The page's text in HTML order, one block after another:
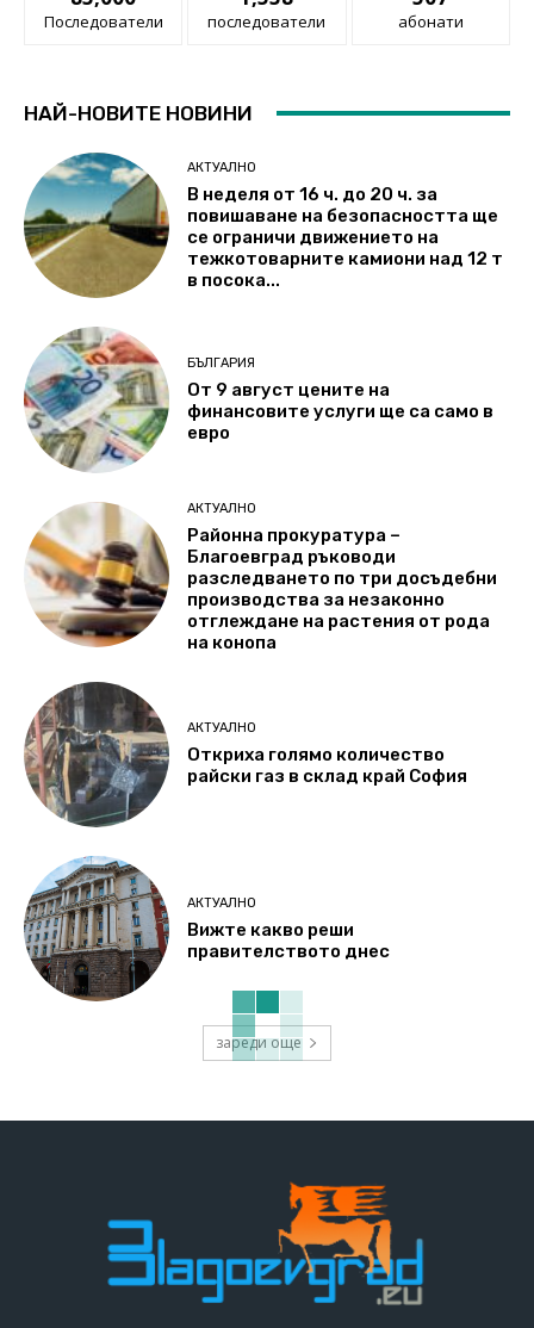
Последователи последователи абонати
НАЙ-НОВИТЕ НОВИНИ
АКТУАЛНО
В неделя от 16 ч. до 20 ч. за
повишаване на безопасността ще
се ограничи движението на
тежкотоварните камиони над 12 т
в посока...
БЪЛГАРИЯ
От 9 август цените на
финансовите услуги ще са само в
евро
АКТУАЛНО
Районна прокуратура –
Благоевград ръководи
разследването по три досъдебни
производства за незаконно
отглеждане на растения от рода
на конопа
АКТУАЛНО
Откриха голямо количество
райски газ в склад край София
АКТУАЛНО
Вижте какво реши
правителството днес
зареди още